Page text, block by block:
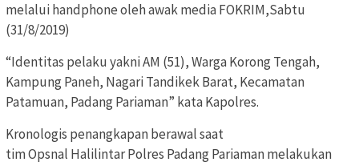
melalui handphone oleh awak media FOKRIM,Sabtu
(31/8/2019)
“Identitas pelaku yakni AM (51), Warga Korong Tengah,
Kampung Paneh, Nagari Tandikek Barat, Kecamatan
Patamuan, Padang Pariaman” kata Kapolres.
Kronologis penangkapan berawal saat
tim Opsnal Halilintar Polres Padang Pariaman melakukan